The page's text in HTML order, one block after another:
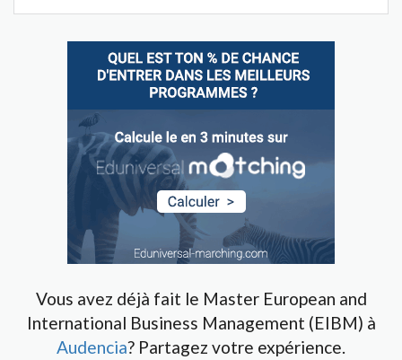
Vous avez déjà fait le Master European and
International Business Management (EIBM) à
Audencia? Partagez votre expérience.